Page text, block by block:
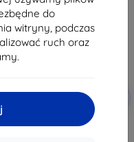
do
witryny, podczas
ruch oraz
Zniżka z
EXTRA10
TECH-PROTECT MAGMAT